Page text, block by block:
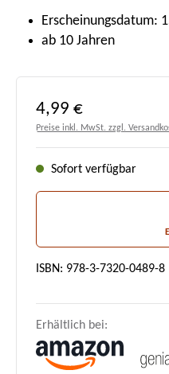
Erscheinungsdatum:
ab 10 Jahren
Regulärer Preis:
4,99 €
Preise inkl. MwSt. zzgl.
Sofort verfügbar
ISBN: 978-3-7320-0489-8
Erhältlich bei: